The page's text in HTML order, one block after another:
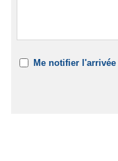
Me notifier